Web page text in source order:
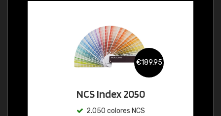
€189,95
NCS Index 2050
2.050 colores NCS